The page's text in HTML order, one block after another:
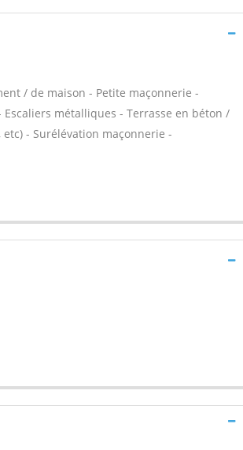
/ de maison - Petite maçonnerie -
métalliques - Terrasse en béton /
- Surélévation maçonnerie -